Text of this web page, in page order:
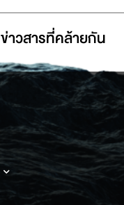
ข่าวสารที่่คล้ายกัน